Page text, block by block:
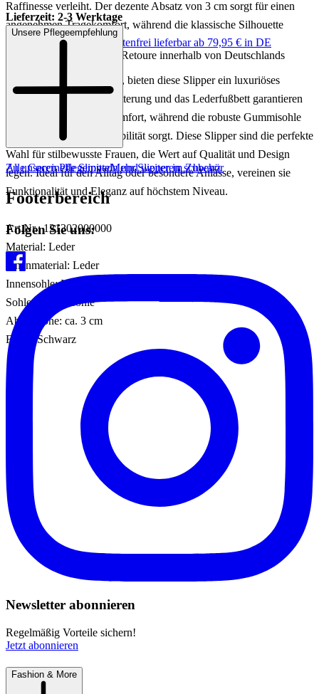
Raffinesse verleiht. Der dezente Absatz von 3 cm sorgt für einen
angenehmen Tragekomfort, während die klassische Silhouette
vielseitig kombinierbar ist.
Gefertigt aus edlem Leder, bieten diese Slipper ein luxuriöses
Tragegefühl. Die Lederfütterung und das Lederfußbett garantieren
Atmungsaktivität und Komfort, während die robuste Gummisohle
für Langlebigkeit und Stabilität sorgt. Diese Slipper sind die perfekte
Wahl für stilbewusste Frauen, die Wert auf Qualität und Design
legen. Ideal für den Alltag oder besondere Anlässe, vereinen sie
Funktionalität und Eleganz auf höchstem Niveau.
Art.Nr.: 121302000000
Material: Leder
Innenmaterial: Leder
Innensohle: Leder
Sohle: Gummisohle
Absatzhöhe: ca. 3 cm
Farbe: Schwarz
Lieferzeit: 2-3 Werktage
Keine Versandkosten:
kostenfrei lieferbar ab 79,95 € in DE
Einfache und Kostenlose Retoure innerhalb von Deutschlands
Unsere Pflegeempfehlung
Zu unseren Pflegemitteln und weiterem Zubehör
Alle Coccinelle SlipperMehr Slipper in schwarz
Footerbereich
Folgen Sie uns:
Newsletter abonnieren
Regelmäßig Vorteile sichern!
Jetzt abonnieren
Fashion & More